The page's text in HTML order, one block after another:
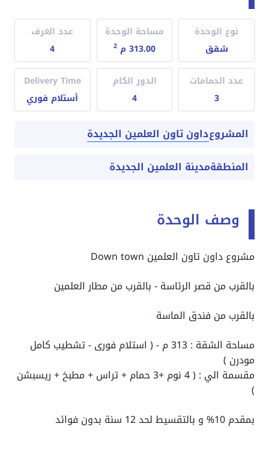
نوع الوحدة
شقق
مساحة الوحدة
313.00 م
2
عدد الغرف
4
عدد الحمامات
3
الدور الكام
4
Delivery Time
أستلام فوري
المشروعداون تاون العلمين الجديدة
المنطقةمدينة العلمين الجديدة
وصف الوحدة
مشروع داون تاون العلمين Down town
بالقرب من قصر الرئاسة - بالقرب من مطار العلمين
بالقرب من فندق الماسة
مساحة الشقة : 313 م - ( استلام فورى - تشطيب كامل
مودرن )
مقسمة الي : ( 4 نوم +3 حمام + تراس + مطبخ + ريسبشن
)
بمقدم 10% و بالتقسيط لحد 12 سنة بدون فوائد